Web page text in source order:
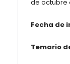
de octubre
Fecha de
Temario